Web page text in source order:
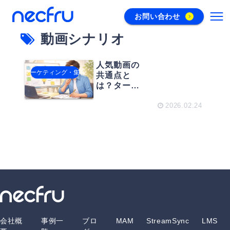
お問い合わせ
動画シナリオ
マーケティング・集客
人気動画の
共通点と
は？ターゲ
2026.02.24
会社概
事例一
ブロ
MAM StreamSync LMS